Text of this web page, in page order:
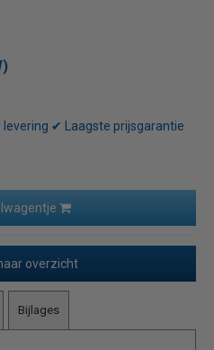
✔ Laagste prijsgarantie
overzicht
Bijlages